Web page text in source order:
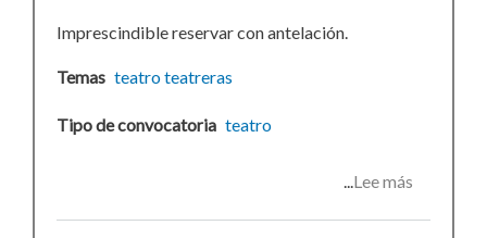
Imprescindible reservar con antelación.
Temas teatroteatreras
Tipo de convocatoria teatro
Lee más